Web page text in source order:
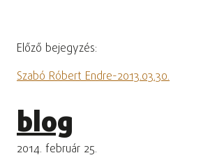
Előző bejegyzés:
Szabó Róbert Endre-2013.03.30.
blog
2014. február 25.